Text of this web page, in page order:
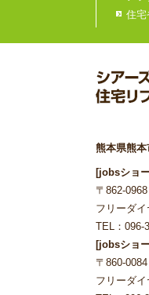
住宅
熊本県熊
[jobsショ
〒862-
フリーダ
TEL：096-
[jobsショ
〒860-
フリーダ